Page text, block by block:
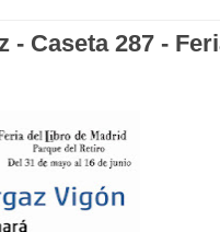
- Caseta 287 -